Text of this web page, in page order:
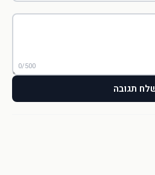
0/500
תגובה